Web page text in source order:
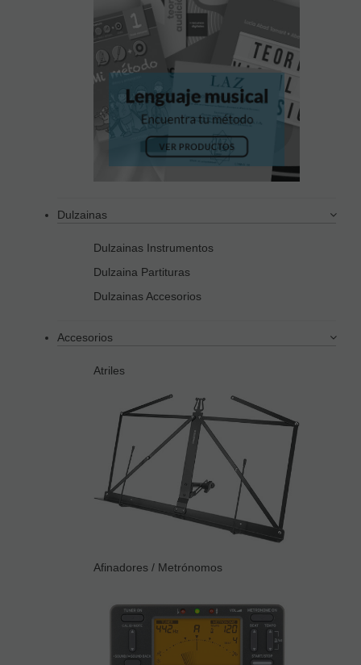
Dulzainas
Dulzainas Instrumentos
Dulzaina Partituras
Dulzainas Accesorios
Accesorios
Atriles
Afinadores / Metrónomos